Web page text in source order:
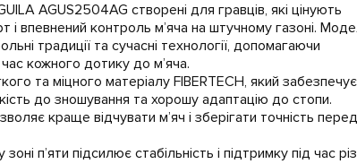
AGUS2504AG створені для гравців, які цінують
і впевнений контроль м’яча на штучному газоні.
традиції та сучасні технології, допомагаючи
кожного дотику до м’яча.
та міцного матеріалу FIBERTECH, який забезпечує
до зношування та хорошу адаптацію до стопи.
краще відчувати м’яч і зберігати точність
п’яти підсилює стабільність і підтримку під час